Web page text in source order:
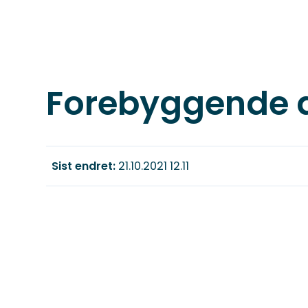
Forebyggende
Sist endret 21.10.2021 12.11